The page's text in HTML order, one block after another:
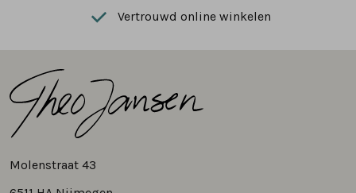
Vertrouwd online winkelen
Molenstraat 43